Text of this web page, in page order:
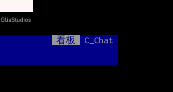
GliaStudios
看板
C_Chat